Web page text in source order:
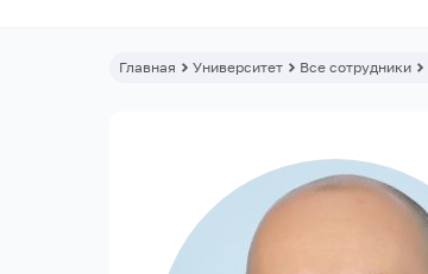
Главная Университет Все сотрудники